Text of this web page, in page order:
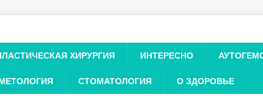
ХИРУРГИЯ ИНТЕРЕСНО
СТОМАТОЛОГИЯ О ЗДОРОВЬЕ